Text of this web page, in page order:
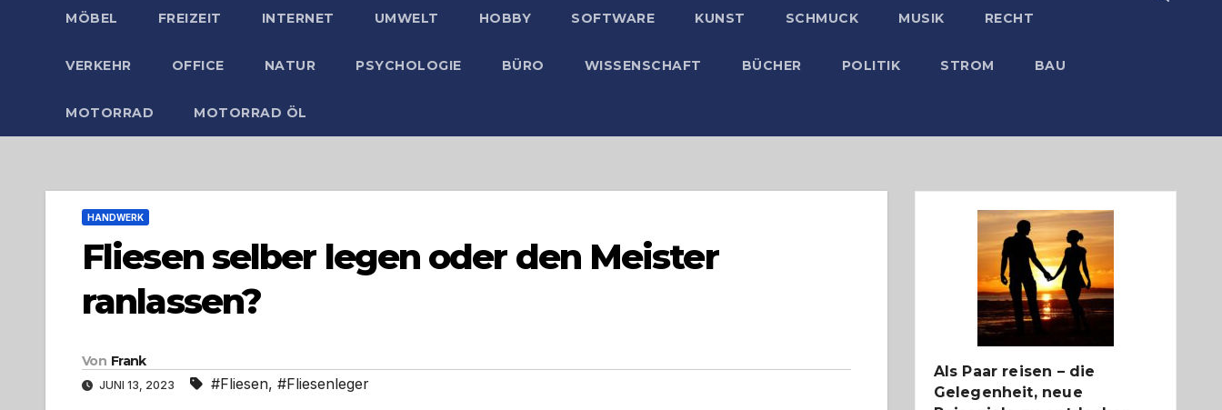
MÖBEL FREIZEIT INTERNET UMWELT HOBBY SOFTWARE KUNST SCHMUCK MUSIK RECHT
VERKEHR OFFICE NATUR PSYCHOLOGIE BÜRO WISSENSCHAFT BÜCHER POLITIK STROM BAU
MOTORRAD MOTORRAD ÖL
HANDWERK
Fliesen selber legen oder den Meister
ranlassen?
Von Frank
JUNI 13, 2023 #Fliesen, #Fliesenleger
Als Paar reisen – die
Gelegenheit, neue